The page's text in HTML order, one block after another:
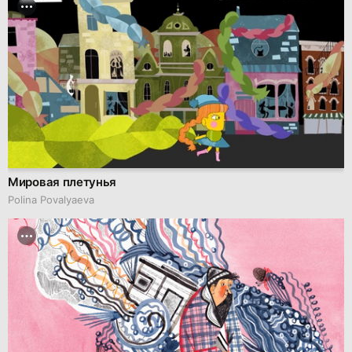
Мировая плетунья
Polina Povalyaeva